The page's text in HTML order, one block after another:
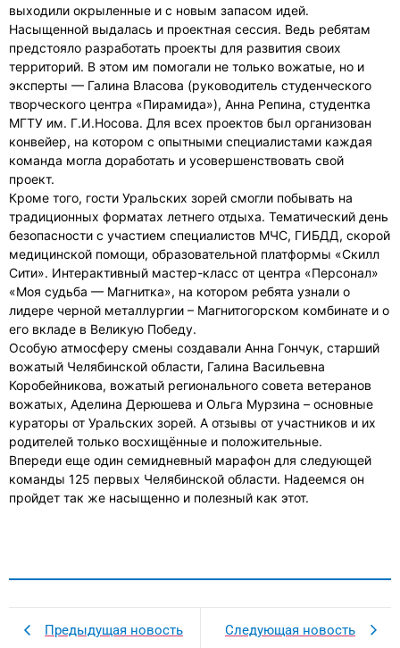
выходили окрыленные и с новым запасом идей.
Насыщенной выдалась и проектная сессия. Ведь ребятам
предстояло разработать проекты для развития своих
территорий. В этом им помогали не только вожатые, но и
эксперты — Галина Власова (руководитель студенческого
творческого центра «Пирамида»), Анна Репина, студентка
МГТУ им. Г.И.Носова. Для всех проектов был организован
конвейер, на котором с опытными специалистами каждая
команда могла доработать и усовершенствовать свой
проект.
Кроме того, гости Уральских зорей смогли побывать на
традиционных форматах летнего отдыха. Тематический день
безопасности с участием специалистов МЧС, ГИБДД, скорой
медицинской помощи, образовательной платформы «Скилл
Сити». Интерактивный мастер-класс от центра «Персонал»
«Моя судьба — Магнитка», на котором ребята узнали о
лидере черной металлургии – Магнитогорском комбинате и о
его вкладе в Великую Победу.
Особую атмосферу смены создавали Анна Гончук, старший
вожатый Челябинской области, Галина Васильевна
Коробейникова, вожатый регионального совета ветеранов
вожатых, Аделина Дерюшева и Ольга Мурзина – основные
кураторы от Уральских зорей. А отзывы от участников и их
родителей только восхищённые и положительные.
Впереди еще один семидневный марафон для следующей
команды 125 первых Челябинской области. Надеемся он
пройдет так же насыщенно и полезный как этот.
Предыдущая новость Следующая новость